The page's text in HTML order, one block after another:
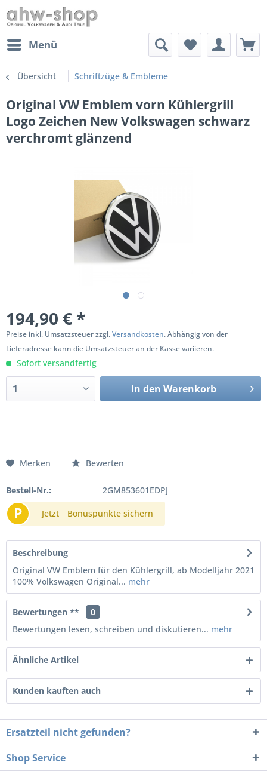
Menü
Übersicht Schriftzüge & Embleme
Original VW Emblem vorn Kühlergrill
Logo Zeichen New Volkswagen schwarz
verchromt glänzend
194,90 € *
Preise inkl. Umsatzsteuer zzgl.Versandkosten. Abhängig von der
Lieferadresse kann die Umsatzsteuer an der Kasse variieren.
Sofort versandfertig
In den Warenkorb
Merken Bewerten
Bestell-Nr.: 2GM853601EDPJ
P Jetzt Bonuspunkte sichern
Beschreibung
Original VW Emblem für den Kühlergrill, ab Modelljahr 2021
100% Volkswagen Original... mehr
Bewertungen **
0
Bewertungen lesen, schreiben und diskutieren... mehr
Ähnliche Artikel
Kunden kauften auch
Ersatzteil nicht gefunden?
Shop Service